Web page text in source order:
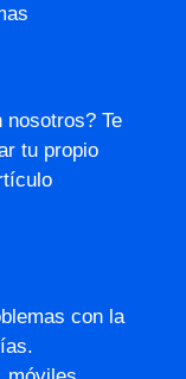
Te
tu propio
con la